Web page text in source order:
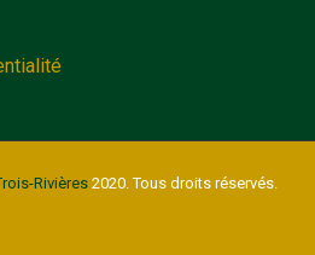
Rivières2020. Tous droits réservés.